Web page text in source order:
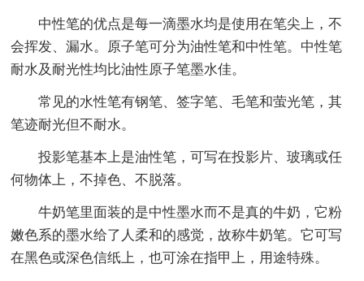
中性笔的优点是每一滴墨水均是使用在笔尖上，不
会挥发、漏水。原子笔可分为油性笔和中性笔。中性笔
耐水及耐光性均比油性原子笔墨水佳。
常见的水性笔有钢笔、签字笔、毛笔和萤光笔，其
笔迹耐光但不耐水。
投影笔基本上是油性笔，可写在投影片、玻璃或任
何物体上，不掉色、不脱落。
牛奶笔里面装的是中性墨水而不是真的牛奶，它粉
嫩色系的墨水给了人柔和的感觉，故称牛奶笔。它可写
在黑色或深色信纸上，也可涂在指甲上，用途特殊。